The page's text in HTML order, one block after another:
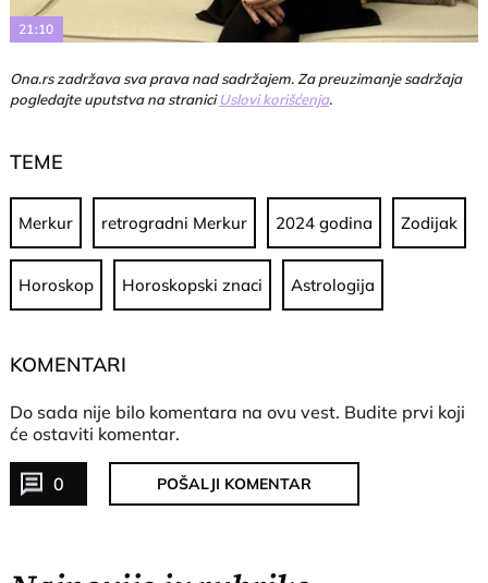
21:10
Ona.rs zadržava sva prava nad sadržajem. Za preuzimanje sadržaja
pogledajte uputstva na straniciUslovi korišćenja.
TEME
Merkur retrogradni Merkur 2024 godina Zodijak
Horoskop Horoskopski znaci Astrologija
KOMENTARI
Do sada nije bilo komentara na ovu vest. Budite prvi koji
će ostaviti komentar.
0 POŠALJI KOMENTAR